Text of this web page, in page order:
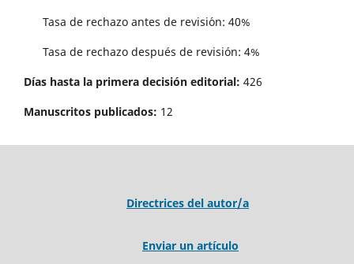
Tasa de rechazo antes de revisi´on: 40%
Tasa de rechazo después de revisión: 4%
Días hasta la primera decisión editorial: 426
Manuscritos publicados: 12
Directrices del autor/a
Enviar un artículo